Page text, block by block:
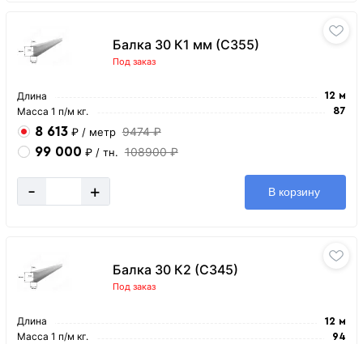
Балка 30 К1 мм (С355)
Под заказ
Длина 12 м
Масса 1 п/м кг. 87
8 613 ₽ / метр 9474 ₽
99 000 ₽ / тн. 108900 ₽
- + В корзину
Балка 30 К2 (С345)
Под заказ
Длина 12 м
Масса 1 п/м кг. 94